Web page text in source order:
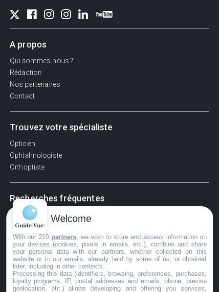
A propos
Qui sommes-nous ?
Rédaction
Nos partenaires
Contact
Trouvez votre spécialiste
Opticien
Ophtalmologiste
Orthoptiste
Recherches fréquentes
Pathologies adultes
Signes d'une urgence ophtalmologique
La vision
Acuité visuelle
Myosis / mydriase
Œdème oculaire
Welcome
With our 210 partners , we wish to store and access information on
your devices (cookies, pixels in emails, etc.), combine and share
your personal data with our partners, whether collected on this
website or in our emails, already held by some of us, or obtained
later, including in other contexts.
Processing this data (identifiers, browsing, preferences, purchases,
loyalty programs, IP, postal addresses and emails, phone, precise
geolocation, etc.) allows developing and offering you services,